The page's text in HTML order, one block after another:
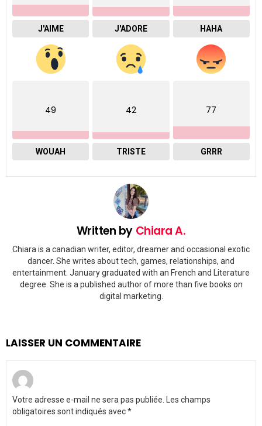
J'AIME J'ADORE HAHA
49
WOUAH
42
TRISTE
77
GRRR
Written by Chiara A.
Chiara is a canadian writer, editor, dreamer and occasional exotic
dancer. She writes about tech, games, relationships, and
entertainment. January graduated with an French and Literature
degree. She is a published author of more than five books on
digital marketing.
LAISSER UN COMMENTAIRE
Votre adresse e-mail ne sera pas publiée.
Les champs
obligatoires sont indiqués avec*